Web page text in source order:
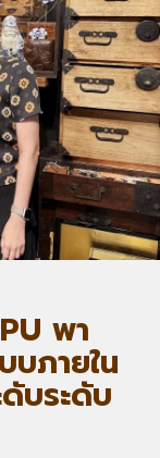
พา
บภายใน
บระดับ